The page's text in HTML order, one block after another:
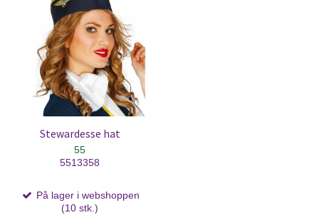
Stewardesse hat
55
5513358
På lager i webshoppen
(10 stk.)